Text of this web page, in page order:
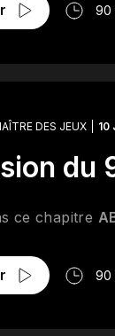
90
DES JEUX 10
du
ce chapitre
90